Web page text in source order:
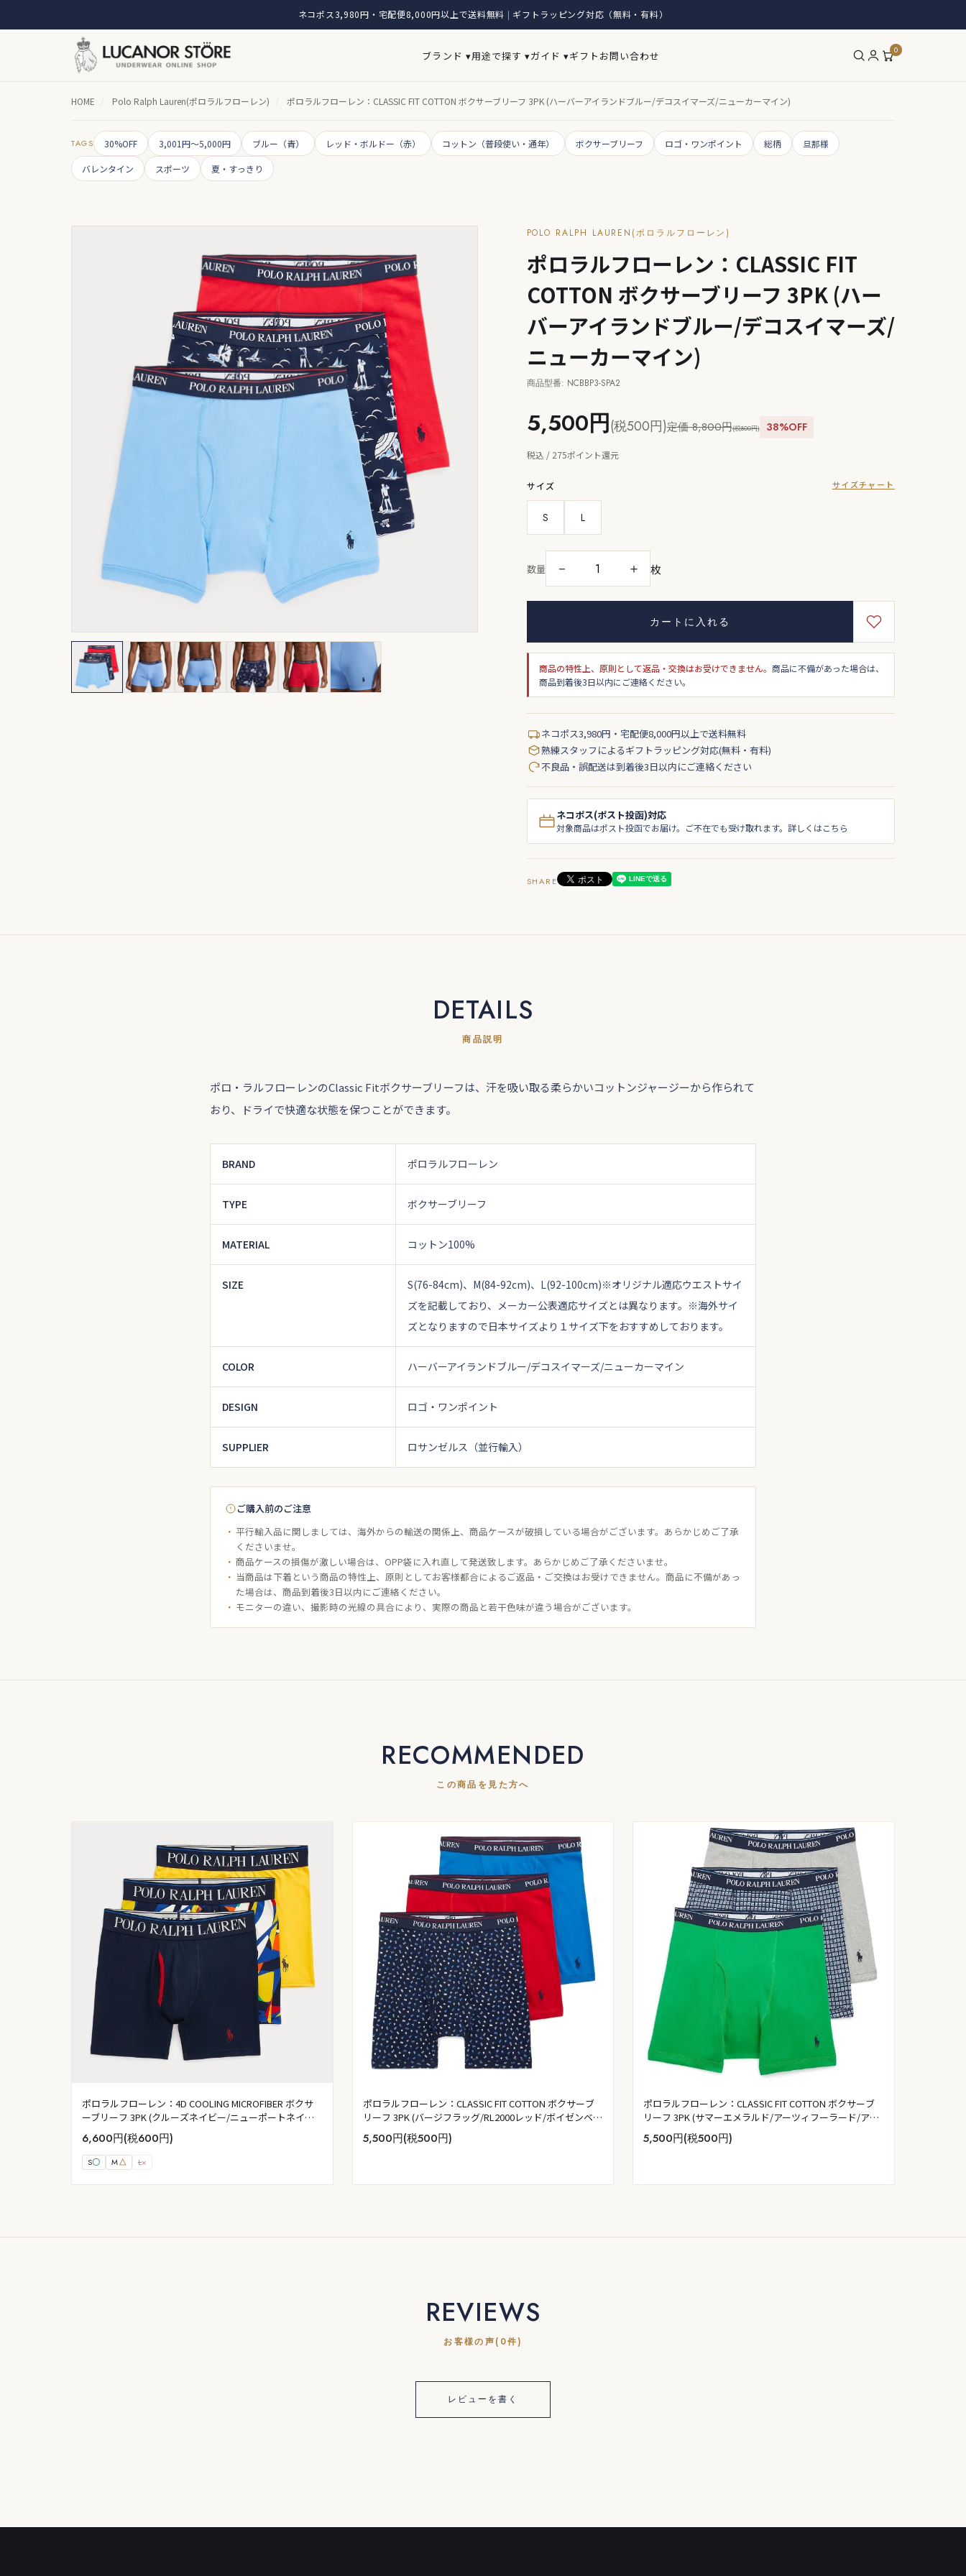
ネコポス3,980円・宅配便8,000円以上で送料無料 | ギフトラッピング対応（無料・有料）
ブランド ▾用途で探す ▾ガイド ▾ギフト お問い合わせ 0
HOME / Polo Ralph Lauren(ポロラルフローレン) / ポロラルフローレン：CLASSIC FIT COTTON ボクサーブリーフ 3PK (ハーバーアイランドブルー/デコスイマーズ/ニューカーマイン)
TAGS 30%OFF 3,001円～5,000円 ブルー（青） レッド・ボルドー（赤） コットン（普段使い・通年） ボクサーブリーフ ロゴ・ワンポイント 総柄 旦那様
バレンタイン スポーツ 夏・すっきり
POLO RALPH LAUREN(ポロラルフローレン)
ポロラルフローレン：CLASSIC FIT
COTTON ボクサーブリーフ 3PK (ハー
バーアイランドブルー/デコスイマーズ/
ニューカーマイン)
商品型番: NCBBP3-SPA2
5,500円(税500円)定価 8,800円(税800円) 38%OFF
税込 / 275ポイント還元
サイズ サイズチャート
S L
数量 － ＋ 枚
カートに入れる
商品の特性上、原則として返品・交換はお受けできません。 商品に不備があった場合は、
商品到着後3日以内にご連絡ください。
ネコポス3,980円・宅配便8,000円以上で送料無料
熟練スタッフによるギフトラッピング対応(無料・有料)
不良品・誤配送は到着後3日以内にご連絡ください
ネコポス(ポスト投函)対応
対象商品はポスト投函でお届け。ご不在でも受け取れます。詳しくはこちら
SHARE
DETAILS
商品説明
ポロ・ラルフローレンのClassic Fitボクサーブリーフは、汗を吸い取る柔らかいコットンジャージーから作られて
おり、ドライで快適な状態を保つことができます。
BRAND ポロラルフローレン
TYPE ボクサーブリーフ
MATERIAL コットン100%
SIZE S(76-84cm)、M(84-92cm)、L(92-100cm)※オリジナル適応ウエストサイ
ズを記載しており、メーカー公表適応サイズとは異なります。 ※海外サイ
ズとなりますので日本サイズより１サイズ下をおすすめしております。
COLOR ハーバーアイランドブルー/デコスイマーズ/ニューカーマイン
DESIGN ロゴ・ワンポイント
SUPPLIER ロサンゼルス（並行輸入）
ご購入前のご注意
平行輸入品に関しましては、海外からの輸送の関係上、商品ケースが破損している場合がございます。あらかじめご了承
くださいませ。
商品ケースの損傷が激しい場合は、OPP袋に入れ直して発送致します。あらかじめご了承くださいませ。
当商品は下着という商品の特性上、原則としてお客様都合によるご返品・ご交換はお受けできません。商品に不備があっ
た場合は、商品到着後3日以内にご連絡ください。
モニターの違い、撮影時の光線の具合により、実際の商品と若干色味が違う場合がございます。
RECOMMENDED
この商品を見た方へ
ポロラルフローレン：4D COOLING MICROFIBER ボクサ
ーブリーフ 3PK (クルーズネイビー/ニューポートネイビ
ー-アブストラクトセイル/イエローフィン)
6,600円(税600円)
S〇 M△ L×
ポロラルフローレン：CLASSIC FIT COTTON ボクサーブ
リーフ 3PK (バージフラッグ/RL2000レッド/ボイゼンベリ
5,500円(税500円)
ポロラルフローレン：CLASSIC FIT COTTON ボクサーブ
リーフ 3PK (サマーエメラルド/アーツィフーラード/アン
ドーバーヘザー)
5,500円(税500円)
REVIEWS
お客様の声(0件)
レビューを書く